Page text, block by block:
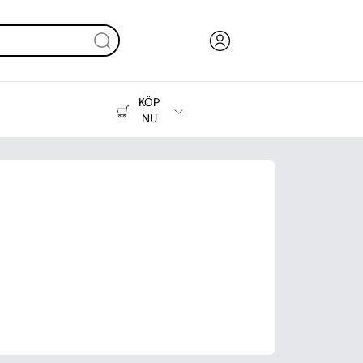
KÖP
NU
Skrivare